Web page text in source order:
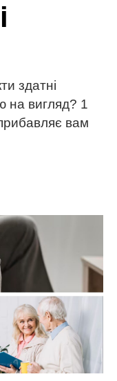
здатні
на вигляд? 1
вам